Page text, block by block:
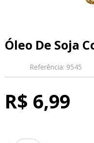
Óleo De Soja
Referência: 9545
R$ 6,99